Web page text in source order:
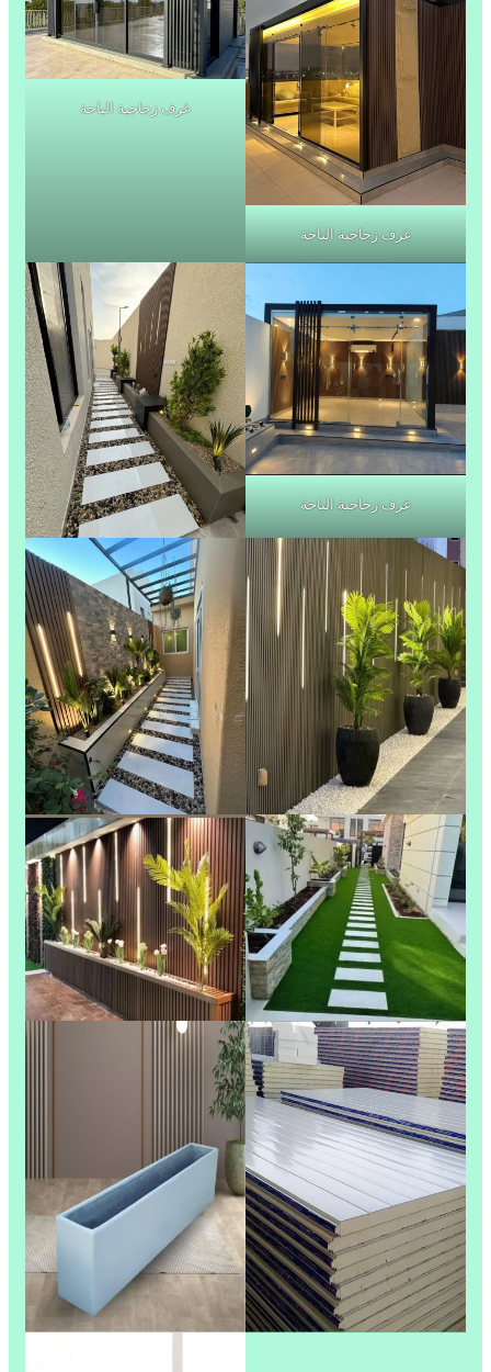
غرف زجاجية الباحة
غرف زجاجية الباحة
غرف زجاجية الباحة